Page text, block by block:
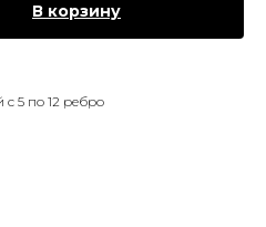
В корзину
5 по 12 ребро